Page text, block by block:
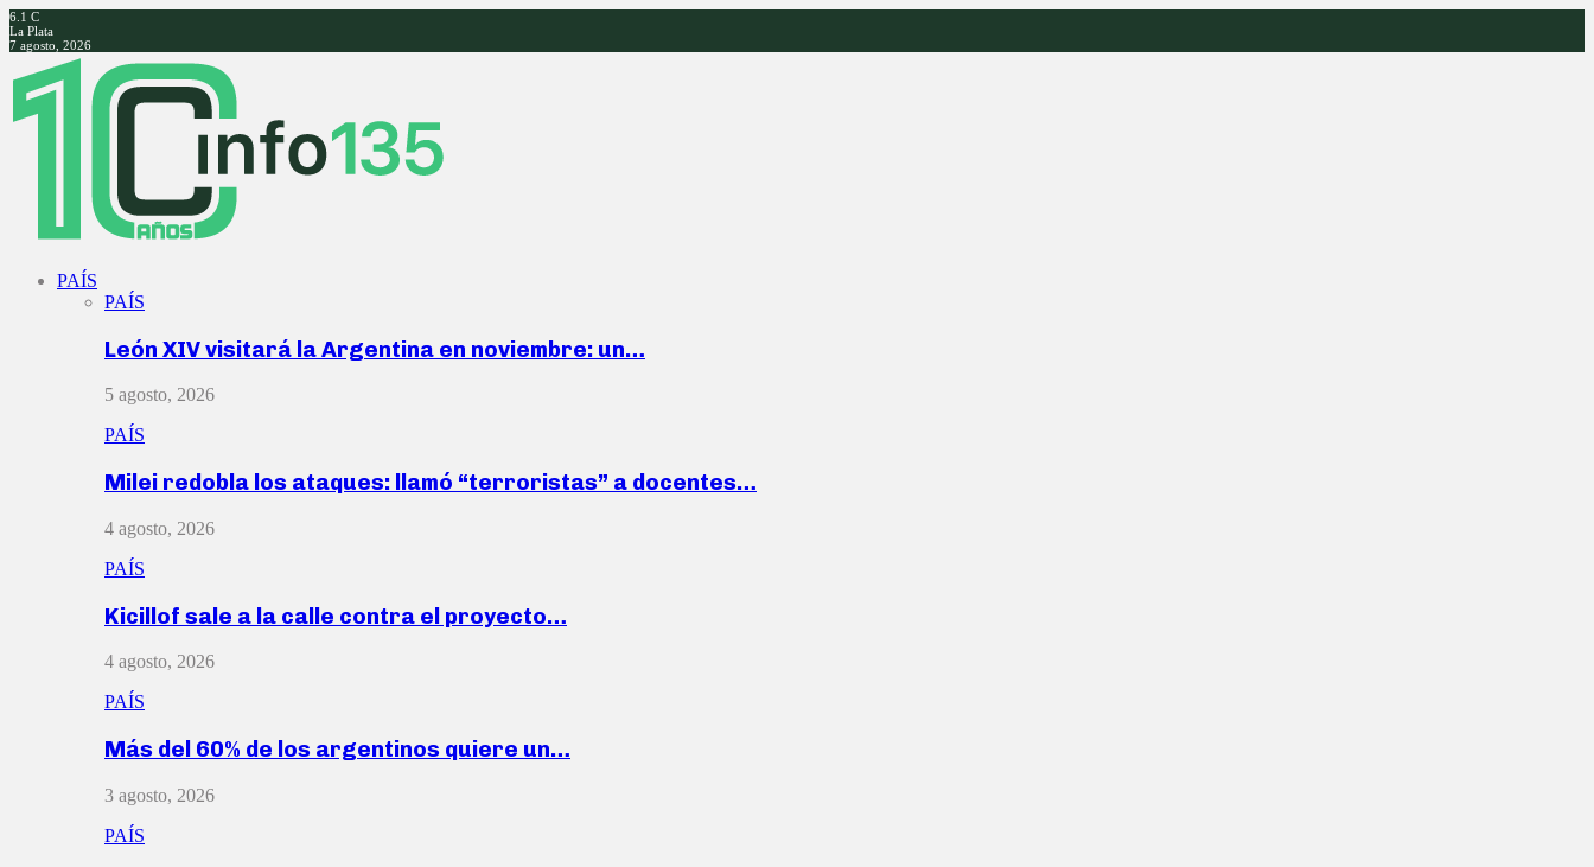
6.1 C
La Plata
7 agosto, 2026
Facebook
Twitter
Instagram
Youtube
PAÍS
PAÍS
León XIV visitará la Argentina en noviembre: un…
5 agosto, 2026
PAÍS
Milei redobla los ataques: llamó “terroristas” a docentes…
4 agosto, 2026
PAÍS
Kicillof sale a la calle contra el proyecto…
4 agosto, 2026
PAÍS
Más del 60% de los argentinos quiere un…
3 agosto, 2026
PAÍS